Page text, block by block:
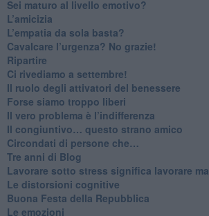
​Sei maturo al livello emotivo?
​L’amicizia
​L’empatia da sola basta?
​Cavalcare l’urgenza? No grazie!
Ripartire
​Ci rivediamo a settembre!
​Il ruolo degli attivatori del benessere
​Forse siamo troppo liberi
​Il vero problema è l’indifferenza
​Il congiuntivo… questo strano amico
​Circondati di persone che…
​Tre anni di Blog
​Lavorare sotto stress significa lavorare
​Le distorsioni cognitive
​Buona Festa della Repubblica
Le emozioni